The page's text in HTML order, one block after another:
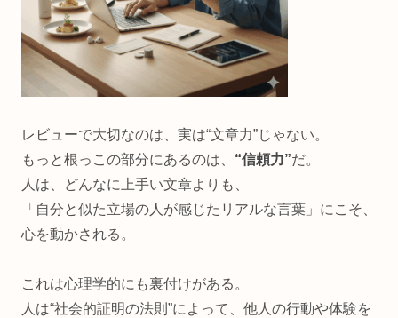
レビューで大切なのは、実は“文章力”じゃない。
もっと根っこの部分にあるのは、 “信頼力”だ。
人は、どんなに上手い文章よりも、
「自分と似た立場の人が感じたリアルな言葉」にこそ、
心を動かされる。
これは心理学的にも裏付けがある。
人は“社会的証明の法則”によって、他人の行動や体験を